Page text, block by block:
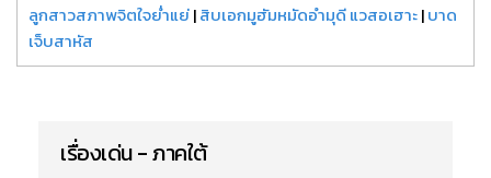
ลูกสาวสภาพจิตใจย่ำแย่|สิบเอกมูฮัมหมัดอำมุดี แวสอเฮาะ|บาด
เจ็บสาหัส
เรื่องเด่น - ภาคใต้